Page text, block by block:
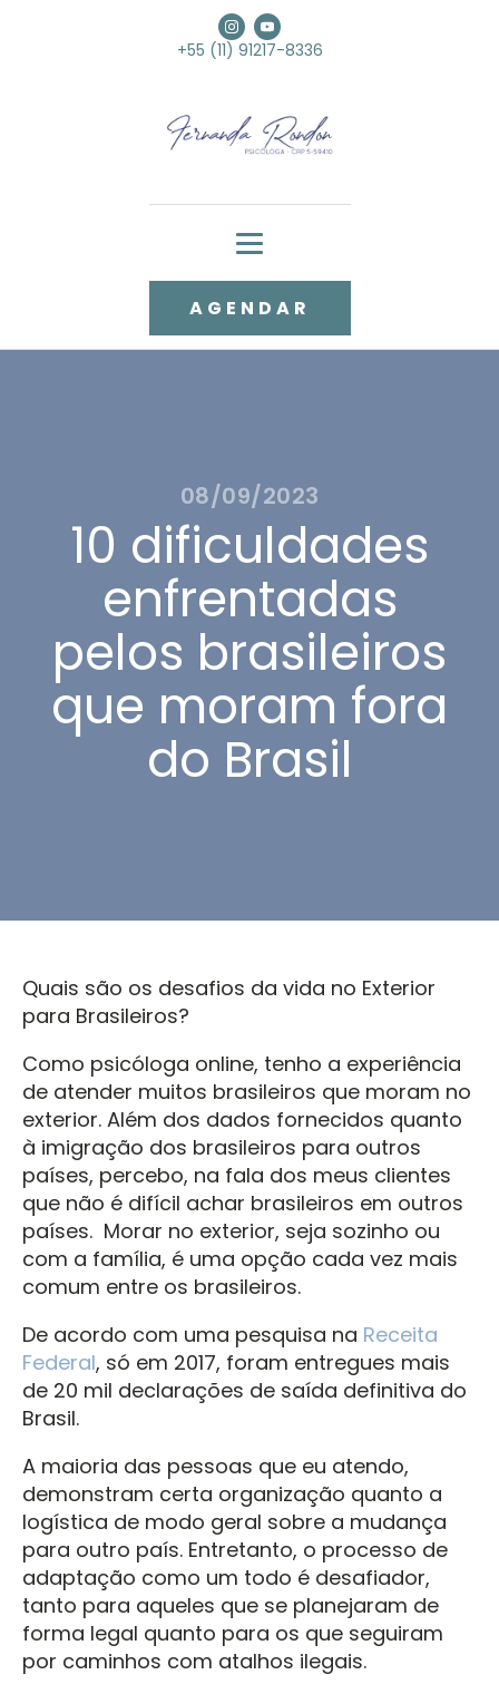
+55 (11) 91217-8336
AGENDAR
08/09/2023
10 dificuldades
enfrentadas
pelos brasileiros
que moram fora
do Brasil
Quais são os desafios da vida no Exterior
para Brasileiros?
Como psicóloga online, tenho a experiência
de atender muitos brasileiros que moram no
exterior. Além dos dados fornecidos quanto
à imigração dos brasileiros para outros
países, percebo, na fala dos meus clientes
que não é difícil achar brasileiros em outros
países. Morar no exterior, seja sozinho ou
com a família, é uma opção cada vez mais
comum entre os brasileiros.
De acordo com uma pesquisa na Receita
Federal, só em 2017, foram entregues mais
de 20 mil declarações de saída definitiva do
Brasil.
A maioria das pessoas que eu atendo,
demonstram certa organização quanto a
logística de modo geral sobre a mudança
para outro país. Entretanto, o processo de
adaptação como um todo é desafiador,
tanto para aqueles que se planejaram de
forma legal quanto para os que seguiram
por caminhos com atalhos ilegais.